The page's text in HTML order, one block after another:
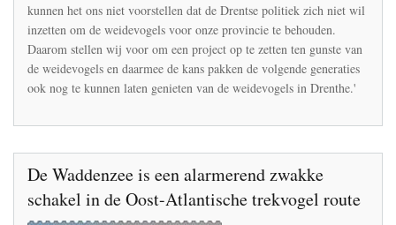
kunnen het ons niet voorstellen dat de Drentse politiek zich niet wil
inzetten om de weidevogels voor onze provincie te behouden.
Daarom stellen wij voor om een project op te zetten ten gunste van
de weidevogels en daarmee de kans pakken de volgende generaties
ook nog te kunnen laten genieten van de weidevogels in Drenthe.'
De Waddenzee is een alarmerend zwakke
schakel in de Oost-Atlantische trekvogel route